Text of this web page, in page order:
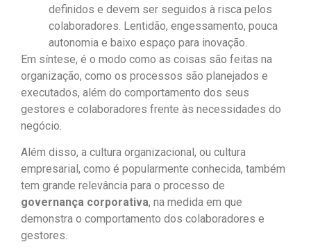
definidos e devem ser seguidos à risca pelos
colaboradores. Lentidão, engessamento, pouca
autonomia e baixo espaço para inovação.
Em síntese, é o modo como as coisas são feitas na
organização, como os processos são planejados e
executados, além do comportamento dos seus
gestores e colaboradores frente às necessidades do
negócio.
Além disso, a cultura organizacional, ou cultura
empresarial, como é popularmente conhecida, também
tem grande relevância para o processo de
governança corporativa, na medida em que
demonstra o comportamento dos colaboradores e
gestores.